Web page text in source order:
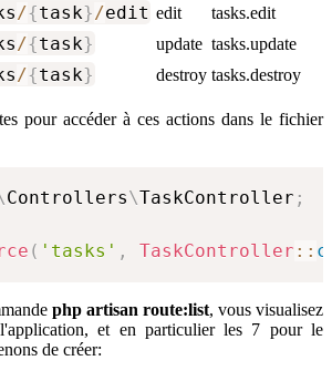
/{task}/edit edit
tasks.edit
/{task} update tasks.update
/{task} destroy tasks.destroy
pour accéder à ces actions dans le fichier
Controllers\TaskController ;
( 'tasks' , TaskController ::
php artisan route:list, vous visualisez
et en particulier les 7 pour le
de créer: